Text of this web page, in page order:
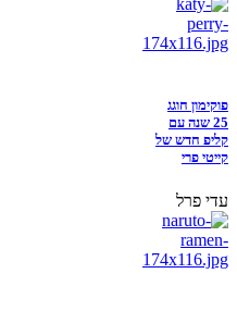
פוקימון חוגג
25 שנה עם
קליפ חדש של
קייטי פרי
עדי פרל